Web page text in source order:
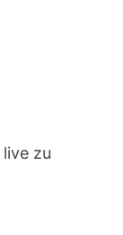
live zu